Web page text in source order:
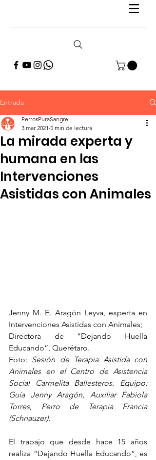
Entrada
La mirada experta y
humana en las
Intervenciones
Asistidas con Animales
PerrosPuraSangre
3 mar 2021 5 min de lectura
Jenny M. E. Aragón Leyva, experta en
Intervenciones Asistidas con Animales;
Directora de “Dejando Huella
Educando”, Querétaro.
Foto: Sesión de Terapia Asistida con
Animales en el Centro de Asistencia
Social Carmelita Ballesteros. Equipo:
Guía Jenny Aragón, Auxiliar Fabiola
Torres, Perro de Terapia Francia
(Schnauzer).
El trabajo que desde hace 15 años
realiza “Dejando Huella Educando”, es